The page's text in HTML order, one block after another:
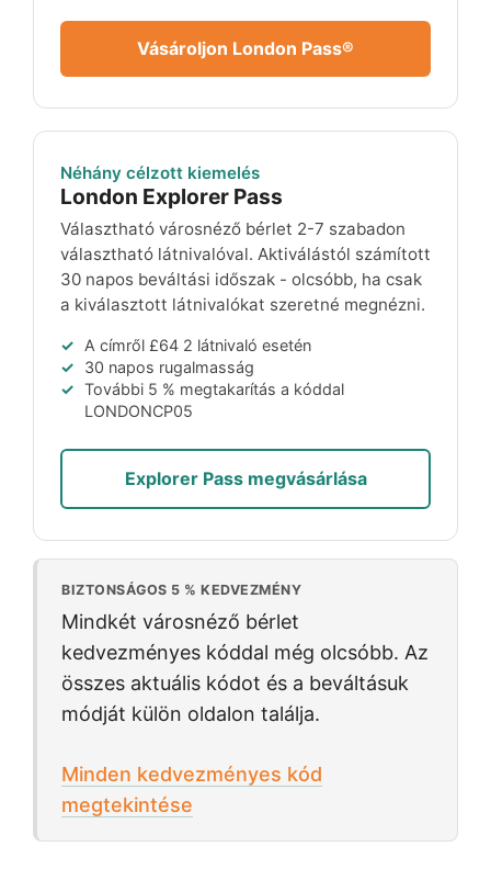
Vásároljon London Pass®
Néhány célzott kiemelés
London Explorer Pass
Választható városnéző bérlet 2-7 szabadon
választható látnivalóval. Aktiválástól számított
30 napos beváltási időszak - olcsóbb, ha csak
a kiválasztott látnivalókat szeretné megnézni.
A címről £64 2 látnivaló esetén
30 napos rugalmasság
További 5 % megtakarítás a kóddal
LONDONCP05
Explorer Pass megvásárlása
BIZTONSÁGOS 5 % KEDVEZMÉNY
Mindkét városnéző bérlet
kedvezményes kóddal még olcsóbb. Az
összes aktuális kódot és a beváltásuk
módját külön oldalon találja.
Minden kedvezményes kód
megtekintése